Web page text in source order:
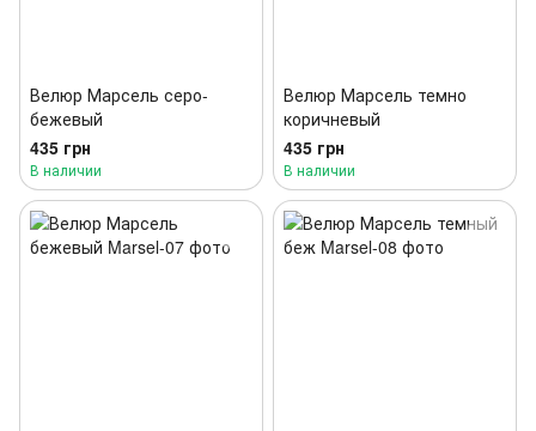
Велюр Марсель серо-
бежевый
435 грн
В наличии
Велюр Марсель темно
коричневый
435 грн
В наличии